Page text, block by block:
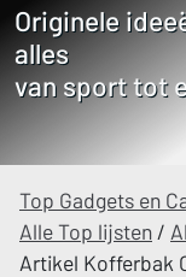
Originele
alles
van sport tot
Top Gadgets en
Alle Top lijsten /
Artikel Kofferbak